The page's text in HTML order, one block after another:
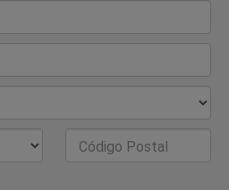
Código Postal